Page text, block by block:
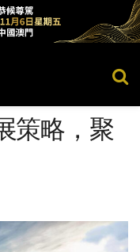
策略，聚